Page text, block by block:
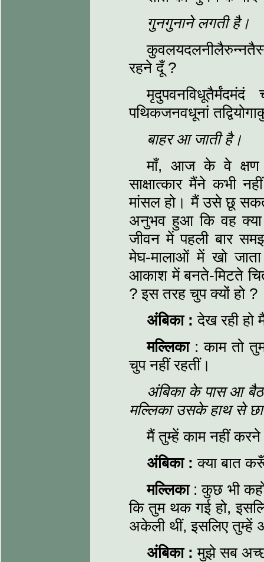
गुनगुनाने लगती है।
रहने दूँ ?
पथिकजनवधूनां
बाहर आ जाती है।
माँ, आज के वे क्षण
साक्षात्कार मैंने कभी
मांसल हो। मैं उसे छू
अनुभव हुआ कि वह क्या
जीवन में पहली बार
मेघ-मालाओं में खो
आकाश में बनते-मिटते
? इस तरह चुप क्यों हो ?
अंबिका :देख रही हो
मल्लिका: काम तो
चुप नहीं रहतीं।
अंबिका के पास आ
मल्लिका उसके हाथ से
मैं तुम्हें काम नहीं
अंबिका : क्या बात
मल्लिका: कुछ भी
कि तुम थक गई हो,
अकेली थीं, इसलिए तुम्हें
अंबिका :मुझे सब